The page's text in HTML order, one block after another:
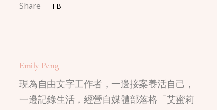
Share FB
Emily Peng
現為自由文字工作者，一邊接案養活自己，
一邊記錄生活，經營自媒體部落格「艾蜜莉